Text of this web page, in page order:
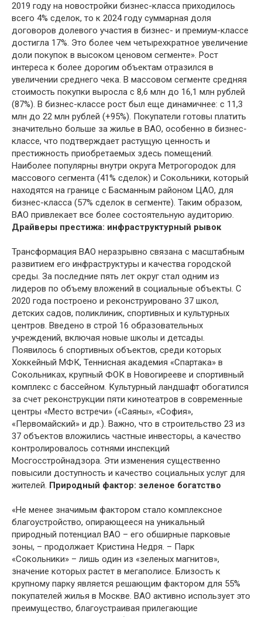
2019 году на новостройки бизнес-класса приходилось
всего 4% сделок, то к 2024 году суммарная доля
договоров долевого участия в бизнес- и премиум-классе
достигла 17%. Это более чем четырехкратное увеличение
доли покупок в высоком ценовом сегменте». Рост
интереса к более дорогим объектам отразился в
увеличении среднего чека. В массовом сегменте средняя
стоимость покупки выросла с 8,6 млн до 16,1 млн рублей
(87%). В бизнес-классе рост был еще динамичнее: с 11,3
млн до 22 млн рублей (+95%). Покупатели готовы платить
значительно больше за жилье в ВАО, особенно в бизнес-
классе, что подтверждает растущую ценность и
престижность приобретаемых здесь помещений.
Наиболее популярны внутри округа Метрогородок для
массового сегмента (41% сделок) и Сокольники, который
находятся на границе с Басманным районом ЦАО, для
бизнес-класса (57% сделок в сегменте). Таким образом,
ВАО привлекает все более состоятельную аудиторию.
Драйверы престижа: инфраструктурный рывок
Трансформация ВАО неразрывно связана с масштабным
развитием его инфраструктуры и качества городской
среды. За последние пять лет округ стал одним из
лидеров по объему вложений в социальные объекты. С
2020 года построено и реконструировано 37 школ,
детских садов, поликлиник, спортивных и культурных
центров. Введено в строй 16 образовательных
учреждений, включая новые школы и детсады.
Появилось 6 спортивных объектов, среди которых
Хоккейный МФК, Теннисная академия «Спартака» в
Сокольниках, крупный ФОК в Новогирееве и спортивный
комплекс с бассейном. Культурный ландшафт обогатился
за счет реконструкции пяти кинотеатров в современные
центры «Место встречи» («Саяны», «София»,
«Первомайский» и др.). Важно, что в строительство 23 из
37 объектов вложились частные инвесторы, а качество
контролировалось сотнями инспекций
Мосгосстройнадзора. Эти изменения существенно
повысили доступность и качество социальных услуг для
жителей. Природный фактор: зеленое богатство
«Не менее значимым фактором стало комплексное
благоустройство, опирающееся на уникальный
природный потенциал ВАО – его обширные парковые
зоны, – продолжает Кристина Недря. – Парк
«Сокольники» – лишь один из «зеленых магнитов»,
значение которых растет в мегаполисе. Близость к
крупному парку является решающим фактором для 55%
покупателей жилья в Москве. ВАО активно использует это
преимущество, благоустраивая прилегающие